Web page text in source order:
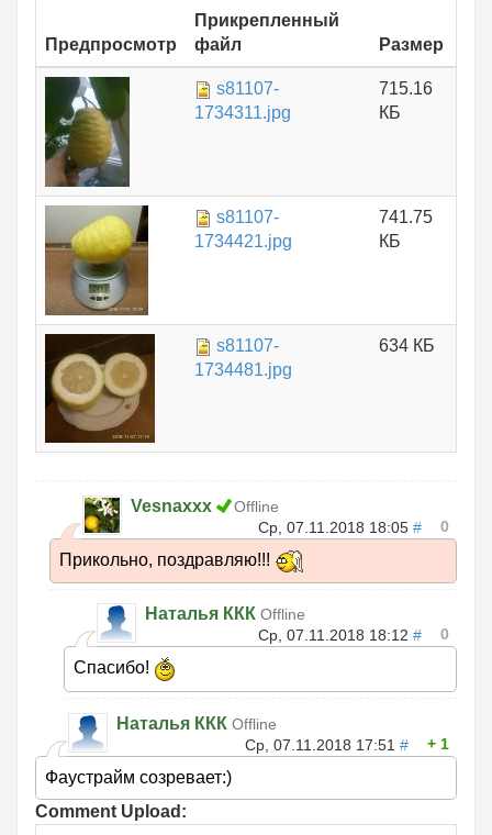
Предпросмотр
Прикрепленный
файл
Размер
s81107-
1734311.jpg
715.16
КБ
s81107-
1734421.jpg
741.75
КБ
s81107-
1734481.jpg
634 КБ
Vesnaxxx
Offline
Ср, 07.11.2018 18:05 # 0
Прикольно, поздравляю!!!
Наталья ККК Offline
Ср, 07.11.2018 18:12 # 0
Спасибо!
Наталья ККК Offline
Ср, 07.11.2018 17:51 # 1
Фаустрайм созревает:)
Comment Upload: